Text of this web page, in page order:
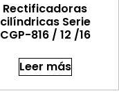
Rectificadoras
cilíndricas Serie
CGP-816 / 12 /16
Leer más